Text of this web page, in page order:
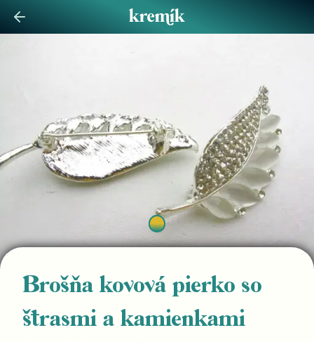
Brošňa kovová pierko so
štrasmi a kamienkami